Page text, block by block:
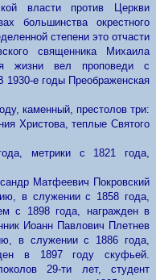
власти против Церкви
большинства окрестного
степени это отчасти
священника Михаила
жизни вел проповеди с
1930-е годы Преображенская
каменный, престолов три:
Христова, теплые Святого
метрики с 1821 года,
Матфеевич Покровский
в служении с 1858 года,
с 1898 года, награжден в
Иоанн Павлович Плетнев
в служении с 1886 года,
в 1897 году скуфьей.
29-ти лет, студент